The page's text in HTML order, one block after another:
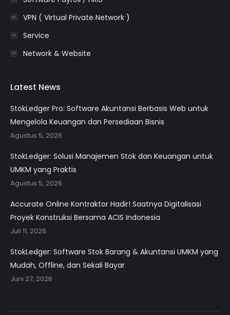
VPN ( Virtual Private Network )
Service
Network & Website
Latest News
StokLedger Pro: Software Akuntansi Berbasis Web untuk
Mengelola Keuangan dan Persediaan Bisnis
Agustus 5, 2026
StokLedger: Solusi Manajemen Stok dan Keuangan untuk
UMKM yang Praktis
Agustus 5, 2026
Accurate Online Kontraktor Hadir! Saatnya Digitalisasi
Proyek Konstruksi Bersama ACIS Indonesia
Juli 11, 2026
StokLedger: Software Stok Barang & Akuntansi UMKM yang
Mudah, Offline, dan Sekali Bayar
Juni 27, 2026